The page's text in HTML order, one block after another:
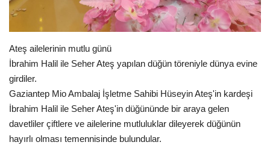
EĞİTİM
Resmiilan
Ateş ailelerinin mutlu günü
İbrahim Halil ile Seher Ateş yapılan düğün töreniyle dünya evine
girdiler.
Gaziantep Mio Ambalaj İşletme Sahibi Hüseyin Ateş'in kardeşi
İbrahim Halil ile Seher Ateş'in düğününde bir araya gelen
davetliler çiftlere ve ailelerine mutluluklar dileyerek düğünün
hayırlı olması temennisinde bulundular.